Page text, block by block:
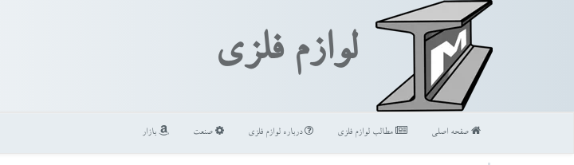
لوازم فلزی
صفحه اصلی مطالب لوازم فلزی درباره لوازم فلزی صنعت بازار